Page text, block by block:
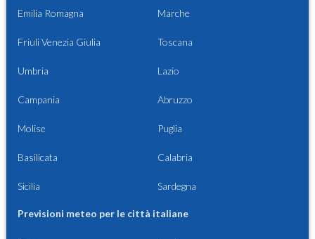
Emilia Romagna Marche
Friuli Venezia Giulia Toscana
Umbria Lazio
Campania Abruzzo
Molise Puglia
Basilicata Calabria
Sicilia Sardegna
Previsioni meteo per le città italiane